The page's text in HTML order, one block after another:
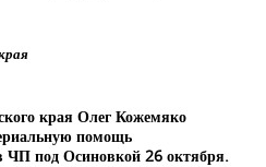
края Олег Кожемяко
помощь
ЧП под Осиновкой 26 октября.